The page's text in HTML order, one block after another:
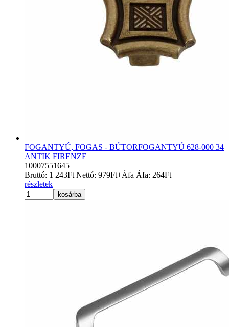
FOGANTYÚ, FOGAS - BÚTORFOGANTYÚ 628-000 34
ANTIK FIRENZE
10007551645
Bruttó: 1 243Ft Nettó: 979Ft+Áfa Áfa: 264Ft
részletek
kosárba